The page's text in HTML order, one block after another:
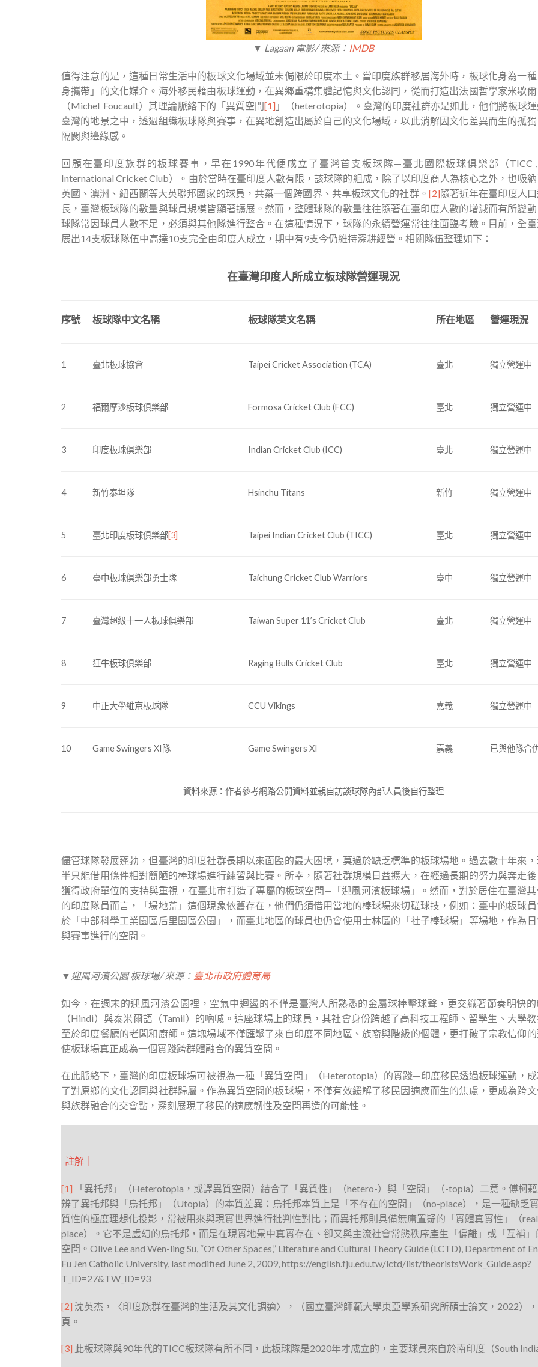
▼ Lagaan 電影/ 來源： IMDB
值得注意的是，這種日常生活中的板球文化場域並未侷限於印度本土。當印度族群移居海外時，板球化身為一
身攜帶」的文化媒介。海外移民藉由板球運動，在異鄉重構集體記憶與文化認同，從而打造出法國哲學家米歇
（Michel Foucault）其理論脈絡下的「異質空間[1] 」（heterotopia）。臺灣的印度社群亦是如此，他們將板球
臺灣的地景之中，透過組織板球隊與賽事，在異地創造出屬於自己的文化場域，以此消解因文化差異而生的孤
隔閡與邊緣感。
回顧在臺印度族群的板球賽事，早在1990年代便成立了臺灣首支板球隊—臺北國際板球俱樂部（TICC ,
International Cricket Club）。由於當時在臺印度人數有限，該球隊的組成，除了以印度商人為核心之外，也吸
英國、澳洲、紐西蘭等大英聯邦國家的球員，共築一個跨國界、共享板球文化的社群。 [2]隨著近年在臺印度人
長，臺灣板球隊的數量與球員規模皆顯著擴展。然而，整體球隊的數量往往隨著在臺印度人數的增減而有所變
球隊常因球員人數不足，必須與其他隊進行整合。在這種情況下，球隊的永續營運常往往面臨考驗。目前，全
展出14支板球隊伍中高達10支完全由印度人成立，期中有9支今仍維持深耕經營。相關隊伍整理如下：
在臺灣印度人所成立板球隊營運現況
序號 板球隊中文名稱 板球隊英文名稱 所在地區 營運現況
1 臺北板球協會 Taipei Cricket Association (TCA) 臺北 獨立營運中
2 福爾摩沙板球俱樂部 Formosa Cricket Club (FCC) 臺北 獨立營運中
3 印度板球俱樂部 Indian Cricket Club (ICC) 臺北 獨立營運中
4 新竹泰坦隊 Hsinchu Titans 新竹 獨立營運中
5 臺北印度板球俱樂部[3] Taipei Indian Cricket Club (TICC) 臺北 獨立營運中
6 臺中板球俱樂部勇士隊 Taichung Cricket Club Warriors 臺中 獨立營運中
7 臺灣超級十一人板球俱樂部 Taiwan Super 11’s Cricket Club 臺北 獨立營運中
8 狂牛板球俱樂部 Raging Bulls Cricket Club 臺北 獨立營運中
9 中正大學維京板球隊 CCU Vikings 嘉義 獨立營運中
10 Game Swingers XI隊 Game Swingers XI 嘉義 已與他隊合
資料來源：作者參考網路公開資料並親自訪談球隊內部人員後自行整理
儘管球隊發展蓬勃，但臺灣的印度社群長期以來面臨的最大困境，莫過於缺乏標準的板球場地。過去數十年來
半只能借用條件相對簡陋的棒球場進行練習與比賽。所幸，隨著社群規模日益擴大，在經過長期的努力與奔走
獲得政府單位的支持與重視，在臺北市打造了專屬的板球空間—「迎風河濱板球場」。然而，對於居住在臺灣
的印度隊員而言，「場地荒」這個現象依舊存在，他們仍須借用當地的棒球場來切磋球技，例如：臺中的板球
於「中部科學工業園區后里園區公園」，而臺北地區的球員也仍會使用士林區的「社子棒球場」等場地，作為
與賽事進行的空間。
▼迎風河濱公園 板球場/ 來源： 臺北市政府體育局
如今，在週末的迎風河濱公園裡，空氣中迴盪的不僅是臺灣人所熟悉的金屬球棒擊球聲，更交織著節奏明快
（Hindi）與泰米爾語（Tamil）的吶喊。這座球場上的球員，其社會身份跨越了高科技工程師、留學生、大學
至於印度餐廳的老闆和廚師。這塊場域不僅匯聚了來自印度不同地區、族裔與階級的個體，更打破了宗教信仰
使板球場真正成為一個實踐跨群體融合的異質空間。
在此脈絡下，臺灣的印度板球場可被視為一種「異質空間」（Heterotopia）的實踐—印度移民透過板球運動，
了對原鄉的文化認同與社群歸屬。作為異質空間的板球場，不僅有效緩解了移民因適應而生的焦慮，更成為跨
與族群融合的交會點，深刻展現了移民的適應韌性及空間再造的可能性。
註解｜
[1] 「異托邦」（Heterotopia，或譯異質空間）結合了「異質性」（hetero-）與「空間」（-topia）二意。傅柯
辨了異托邦與「烏托邦」（Utopia）的本質差異：烏托邦本質上是「不存在的空間」（no-place），是一種缺乏
質性的極度理想化投影，常被用來與現實世界進行批判性對比；而異托邦則具備無庸置疑的「實體真實性」（real
place）。它不是虛幻的烏托邦，而是在現實地景中真實存在、卻又與主流社會常態秩序產生「偏離」或「互補」
空間。Olive Lee and Wen-ling Su, “Of Other Spaces,” Literature and Cultural Theory Guide (LCTD), Department of
Fu Jen Catholic University, last modified June 2, 2009, https://english.fju.edu.tw/lctd/list/theoristsWork_Guide.asp?
T_ID=27&TW_ID=93
[2] 沈英杰，〈印度族群在臺灣的生活及其文化調適〉，（國立臺灣師範大學東亞學系研究所碩士論文，2022）
頁。
[3] 此板球隊與90年代的TICC板球隊有所不同，此板球隊是2020年才成立的，主要球員來自於南印度（South